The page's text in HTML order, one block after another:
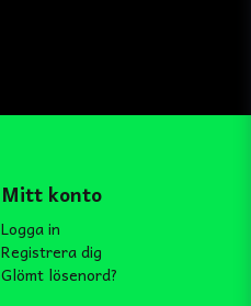
Mitt konto
Logga in
Registrera dig
Glömt lösenord?